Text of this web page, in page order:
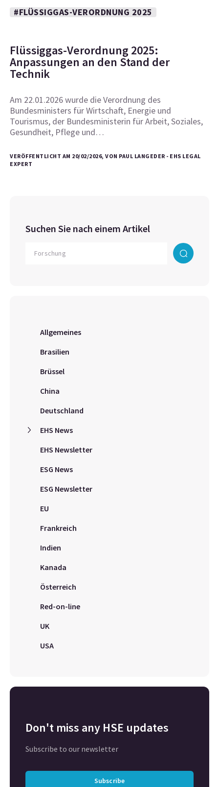
#FLÜSSIGGAS-VERORDNUNG 2025
Flüssiggas-Verordnung 2025:
Anpassungen an den Stand der
Technik
Am 22.01.2026 wurde die Verordnung des
Bundesministers für Wirtschaft, Energie und
Tourismus, der Bundesministerin für Arbeit, Soziales,
Gesundheit, Pflege und…
VERÖFFENTLICHT AM 20/02/2026, VON PAUL LANGEDER - EHS LEGAL
EXPERT
Suchen Sie nach einem Artikel
Allgemeines
Brasilien
Brüssel
China
Deutschland
EHS News
EHS Newsletter
ESG News
ESG Newsletter
EU
Frankreich
Indien
Kanada
Österreich
Red-on-line
UK
USA
Don't miss any HSE updates
Subscribe to our newsletter
Subscribe